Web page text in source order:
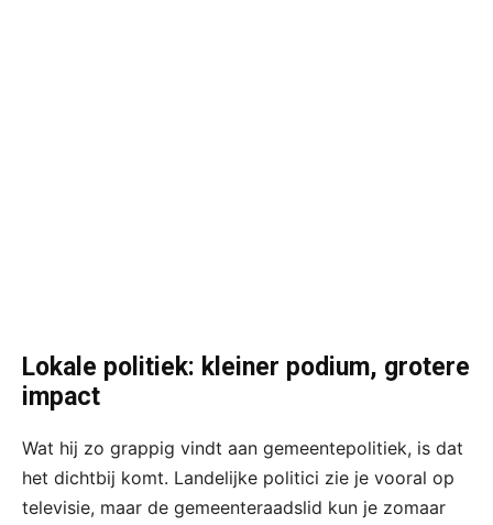
Lokale politiek: kleiner podium, grotere
impact
Wat hij zo grappig vindt aan gemeentepolitiek, is dat
het dichtbij komt. Landelijke politici zie je vooral op
televisie, maar de gemeenteraadslid kun je zomaar